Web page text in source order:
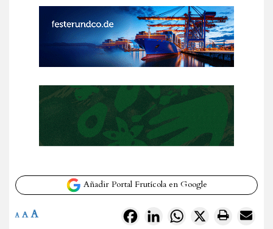
Añadir Portal Frutícola en Google
FacebookLinkedInWhatsApp
X
A A A